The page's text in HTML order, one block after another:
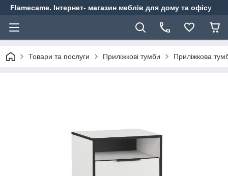
Flamecame. Інтернет- магазин меблів для дому та офісу
Товари та послуги Приліжкові тумби Приліжкова